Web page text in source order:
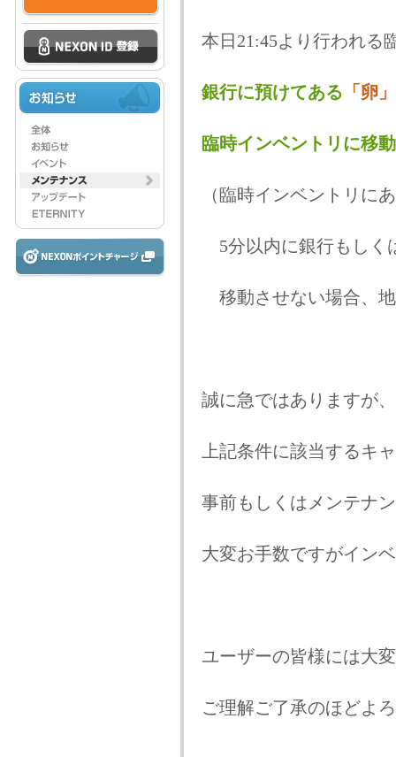
本日21:45より行われる
銀行に預けてある 「卵
臨時インベントリに移
（臨時インベントリに
5分以内に銀行もしく
移動させない場合、
誠に急ではありますが、
上記条件に該当するキ
事前もしくはメンテナ
大変お手数ですがイン
ユーザーの皆様には大
ご理解ご了承のほどよ